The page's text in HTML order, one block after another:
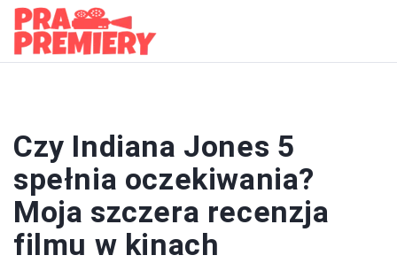
Czy Indiana Jones 5
spełnia oczekiwania?
Moja szczera recenzja
filmu w kinach